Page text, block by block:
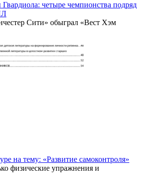
четыре чемпионства подряд
Сити» обыграл «Вест Хэм
на тему: «Развитие самоконтроля»
физические упражнения и